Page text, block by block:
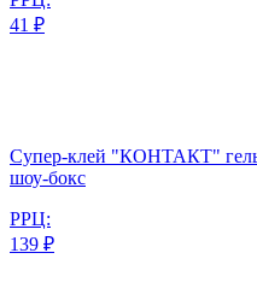
41 ₽
Супер-клей "КОНТАКТ"
шоу-бокс
РРЦ:
139 ₽